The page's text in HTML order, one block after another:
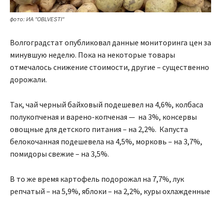
фото: ИА "OBLVESTI"
Волгоградстат опубликовал данные мониторинга цен за
минувшую неделю. Пока на некоторые товары
отмечалось снижение стоимости, другие – существенно
дорожали.
Так, чай черный байховый подешевел на 4,6%, колбаса
полукопченая и варено-копченая — на 3%, консервы
овощные для детского питания – на 2,2%. Капуста
белокочанная подешевела на 4,5%, морковь – на 3,7%,
помидоры свежие – на 3,5%.
В то же время картофель подорожал на 7,7%, лук
репчатый – на 5,9%, яблоки – на 2,2%, куры охлажденные